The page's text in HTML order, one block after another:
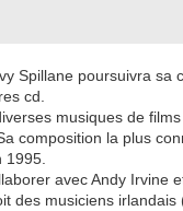
Spillane poursuivra sa
cd.
musiques de
composition la plus
1995.
avec Andy Irvine
des musiciens irlandais